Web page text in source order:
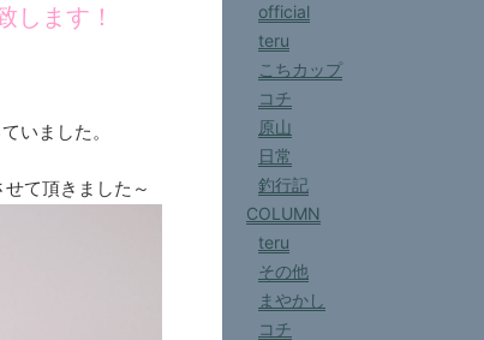
します！
いました。
て頂きました～
official
teru
こちカップ
コチ
原山
日常
釣行記
COLUMN
teru
その他
まやかし
コチ